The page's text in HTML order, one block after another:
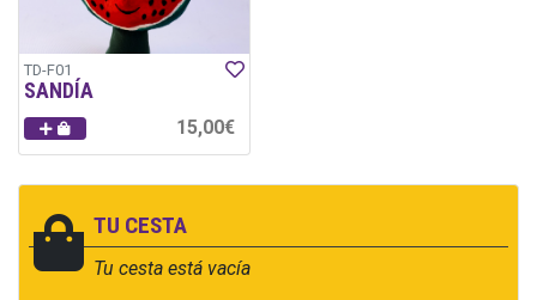
TU CESTA
Tu cesta está vacía
TD-F01
SANDÍA
15,00€